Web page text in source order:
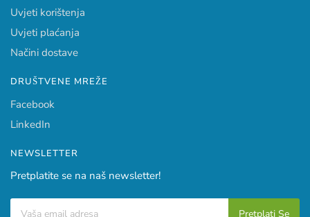
Uvjeti korištenja
Uvjeti plaćanja
Načini dostave
DRUŠTVENE MREŽE
Facebook
LinkedIn
NEWSLETTER
Pretplatite se na naš newsletter!